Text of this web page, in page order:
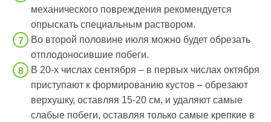
механического повреждения рекомендуется
опрыскать специальным раствором.
Во второй половине июля можно будет обрезать
отплодоносившие побеги.
В 20-х числах сентября – в первых числах октября
приступают к формированию кустов – обрезают
верхушку, оставляя 15-20 см, и удаляют самые
слабые побеги, оставляя только самые крепкие в